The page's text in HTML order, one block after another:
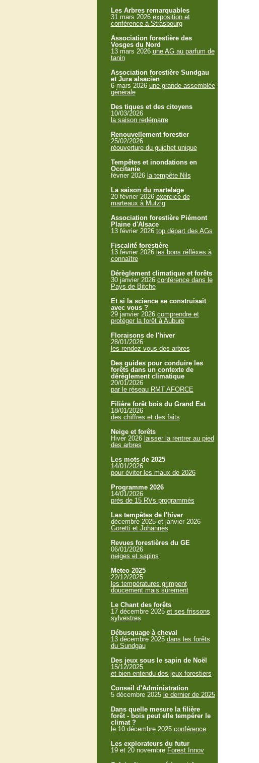
Les Arbres remarquables
31 mars 2026 exposition et
conférence à Strasbourg
Association forestière des
Vosges du Nord
13 mars 2026 une AG au parfum de
tanin
Association forestière Sundgau
et Jura alsacien
6 mars 2026 une grande assemblée
générale
Des tiques et des citoyens
10/03/2026
la saison redémarre
Renouvellement forestier
25/02/2026
réouverture du guichet unique
Tempêtes et inondations en
Occitanie
février 2026 la tempête Nils
La saison du martelage
20 février 2026 exercice de
marteaux à Mutzig
Association forestière Piémont
Plaine d'Alsace
13 février 2026 top départ des AGs
Fiscalité forestière
13 février 2026 les bons réflèxes à
connaître
Dérèglement climatique et forêts
30 janvier 2026 conférence dans le
Pays de Bitche
Et si la science se construisait
avec vous ?
29 janvier 2026 comprendre et
protéger la forêt à Aubure
Floraisons de l'hiver
28/01/2026
les rendez vous des arbres
Des guides pour conduire les
forêts dans un contexte de
dérèglement climatique
20/01/2026
par le réseau RMT AFORCE
Filière forêt bois du Grand Est
18/01/2026
des chiffres et des faits
Neige et forêts
Hiver 2026 laisser la rentrer au pied
des arbres
Les mots de 2025
14/01/2026
pour éviter les maux de 2026
Programme 2026
14/01/2026
près de 15 RVs programmés
Les tempêtes de l'hiver
décembre 2025 et janvier 2026
Goretti et Johannes
Revues forestières du GE
06/01/2026
neiges et sapins
Meteo 2025
22/12/2025
les températures grimpent
doucement mais sûrement
Le Chant des forêts
17 décembre 2025 et ses frissons
sylvestres
Débusquage à cheval
13 décembre 2025 dans les forêts
du Sundgau
Des jeux sous le sapin de Noël
15/12/2025
et bien entendu des jeux forestiers
Conseil d'Administration
5 décembre 2025 le dernier de 2025
Dans quelle mesure la filière
forêt - bois peut elle tempérer le
climat ?
le 10 décembre 2025 conférence
Les explorateurs du futur
19 et 20 novembre Forest Innov